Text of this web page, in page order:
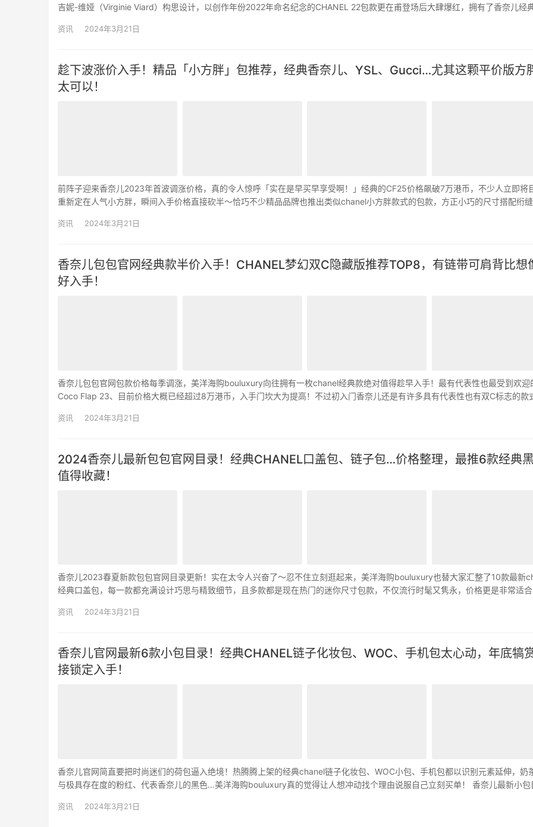
吉妮-维娅（Virginie Viard）构思设计，以创作年份2022年命名纪念的CHANEL 22包款更在甫登场后大肆爆红，拥有了香奈儿经
资讯 2024年3月21日
趁下波涨价入手！精品「小方胖」包推荐，经典香奈儿、YSL、Gucci…尤其这颗平价版方
太可以！
前阵子迎来香奈儿2023年首波调涨价格，真的令人惊呼「实在是早买早享受啊！」经典的CF25价格飙破7万港币，不少人立即将
重新定在人气小方胖，瞬间入手价格直接砍半～恰巧不少精品品牌也推出类似chanel小方胖款式的包款，方正小巧的尺寸搭配绗缝
资讯 2024年3月21日
香奈儿包包官网经典款半价入手！CHANEL梦幻双C隐藏版推荐TOP8，有链带可肩背比想
好入手！
香奈儿包包官网包款价格每季调涨，美洋海购bouluxury向往拥有一枚chanel经典款绝对值得趁早入手！最有代表性也最受到欢迎
Coco Flap 23、目前价格大概已经超过8万港币，入手门坎大为提高！不过初入门香奈儿还是有许多具有代表性也有双C标志的款
资讯 2024年3月21日
2024香奈儿最新包包官网目录！经典CHANEL口盖包、链子包…价格整理，最推6款经典
值得收藏！
香奈儿2023春夏新款包包官网目录更新！实在太令人兴奋了～忍不住立刻逛起来，美洋海购bouluxury也替大家汇整了10款最新
经典口盖包，每一款都充满设计巧思与精致细节，且多款都是现在热门的迷你尺寸包款，不仅流行时髦又隽永，价格更是非常适合
资讯 2024年3月21日
香奈儿官网最新6款小包目录！经典CHANEL链子化妆包、WOC、手机包太心动，年底犒
接锁定入手！
香奈儿官网简直要把时尚迷们的荷包逼入绝境！热腾腾上架的经典chanel链子化妆包、WOC小包、手机包都以识别元素延伸，奶
与极具存在度的粉红、代表香奈儿的黑色…美洋海购bouluxury真的觉得让人想冲动找个理由说服自己立刻买单！ 香奈儿最新小包
资讯 2024年3月21日